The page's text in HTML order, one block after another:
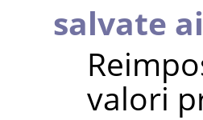
salvate
valori